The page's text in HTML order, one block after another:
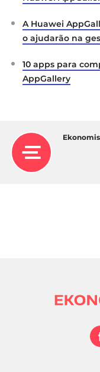
A Huawei
o ajudarão na
10 apps para
AppGallery